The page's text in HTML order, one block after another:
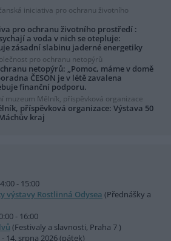
iniciativa pro ochranu životního
pro ochranu životního prostředí :
a voda v nich se otepluje:
zásadní slabinu jaderné energetiky
pro ochranu netopýrů
netopýrů: „Pomoc, máme v domě
ČESON je v létě zavalena
finanční podporu.
muzeum Mělník, příspěvková organizace
příspěvková organizace: Výstava 50
kraj
- 15:00
výstavy Rostlinná Odysea (Přednášky a
- 16:00
(Festivaly a slavnosti, Praha 7 )
14. srpna 2026 (pátek)